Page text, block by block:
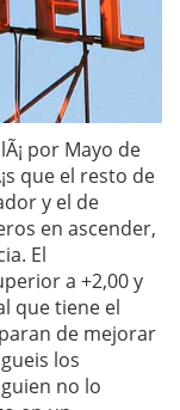
por Mayo de
que el resto de
y el de
en ascender,
El
a +2,00 y
que tiene el
de mejorar
los
no lo